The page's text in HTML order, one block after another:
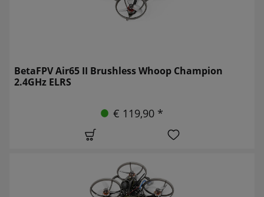
BetaFPV Air65 II Brushless Whoop Champion
2.4GHz ELRS
€ 119,90 *